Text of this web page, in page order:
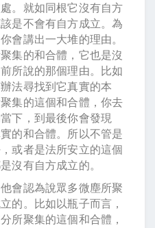
。就如同根它沒有自方
是不會有自方成立。為
會講出一大堆的理由。
集的和合體，它也是沒
所說的那個理由。比如
法尋找到它真實的本
集的這個和合體，你去
下，到最後你會發現
的和合體。所以不管是
或者是法所安立的這個
沒有自方成立的。
會認為說眾多微塵所聚
的。比如以瓶子而言，
所聚集的這個和合體，